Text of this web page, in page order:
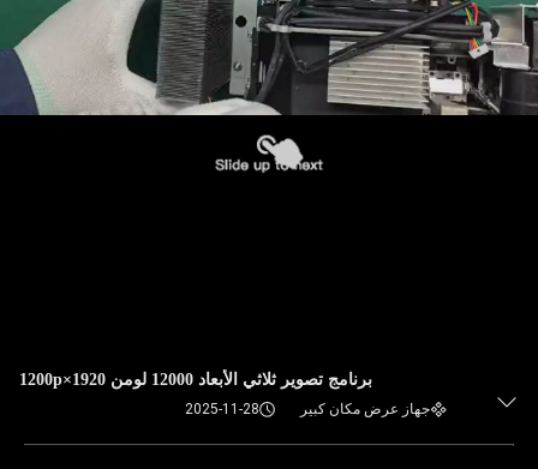
برنامج تصوير ثلاثي الأبعاد 12000 لومن 1920×1200p
جهاز عرض مكان كبير 2025-11-28